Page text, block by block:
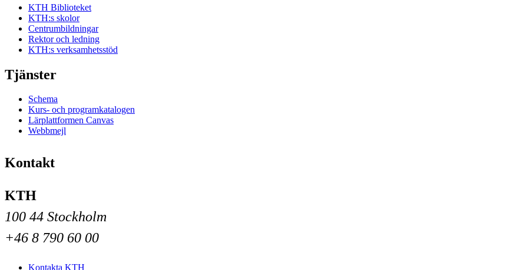
KTH Biblioteket
KTH:s skolor
Centrumbildningar
Rektor och ledning
KTH:s verksamhetsstöd
Tjänster
Schema
Kurs- och programkatalogen
Lärplattformen Canvas
Webbmejl
Kontakt
KTH
100 44 Stockholm
+46 8 790 60 00
Kontakta KTH